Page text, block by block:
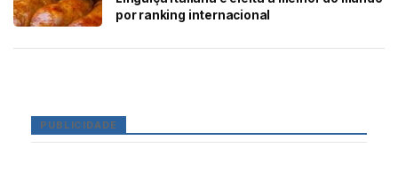
por ranking internacional
PUBLICIDADE